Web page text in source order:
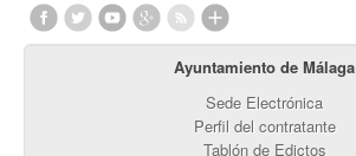
Ayuntamiento de Málaga
Sede Electrónica
Perfil del contratante
Tablón de Edictos